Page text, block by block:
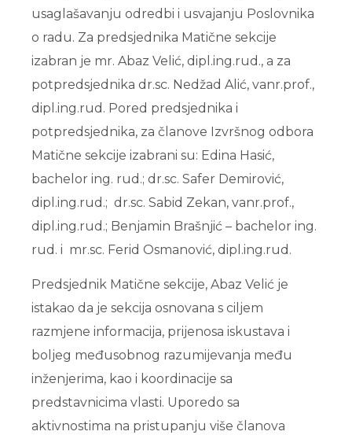
usaglašavanju odredbi i usvajanju Poslovnika
o radu. Za predsjednika Matične sekcije
izabran je mr. Abaz Velić, dipl.ing.rud., a za
potpredsjednika dr.sc. Nedžad Alić, vanr.prof.,
dipl.ing.rud. Pored predsjednika i
potpredsjednika, za članove Izvršnog odbora
Matične sekcije izabrani su: Edina Hasić,
bachelor ing. rud.; dr.sc. Safer Demirović,
dipl.ing.rud.; dr.sc. Sabid Zekan, vanr.prof.,
dipl.ing.rud.; Benjamin Brašnjić – bachelor ing.
rud. i mr.sc. Ferid Osmanović, dipl.ing.rud.
Predsjednik Matične sekcije, Abaz Velić je
istakao da je sekcija osnovana s ciljem
razmjene informacija, prijenosa iskustava i
boljeg međusobnog razumijevanja među
inženjerima, kao i koordinacije sa
predstavnicima vlasti. Uporedo sa
aktivnostima na pristupanju više članova